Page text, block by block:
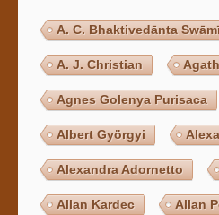
A. C. Bhaktivedānta
A. J. Christian
Agnes Golenya Purisaca
Albert Györgyi
Alexandra Adornetto
Allan Kardec Allan